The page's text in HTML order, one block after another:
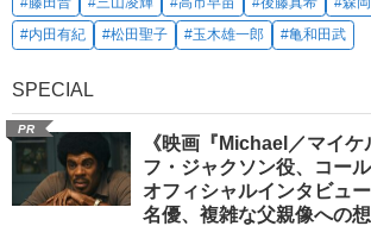
#内田有紀
#松田聖子 #玉木雄一郎 #亀和田武
SPECIAL
PR
《映画『Michael／マイ
フ・ジャクソン役、コー
オフィシャルインタビュ
名優、複雑な父親像への